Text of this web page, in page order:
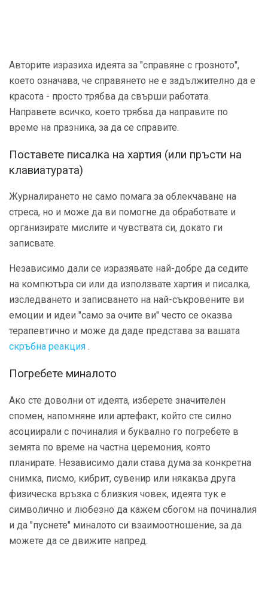
Авторите изразиха идеята за "справяне с грозното",
което означава, че справянето не е задължително да е
красота - просто трябва да свърши работата.
Направете всичко, което трябва да направите по
време на празника, за да се справите.
Поставете писалка на хартия (или пръсти на
клавиатурата)
Журналирането не само помага за облекчаване на
стреса, но и може да ви помогне да обработвате и
организирате мислите и чувствата си, докато ги
записвате.
Независимо дали се изразявате най-добре да седите
на компютъра си или да използвате хартия и писалка,
изследването и записването на най-съкровените ви
емоции и идеи "само за очите ви" често се оказва
терапевтично и може да даде представа за вашата
скръбна реакция .
Погребете миналото
Ако сте доволни от идеята, изберете значителен
спомен, напомняне или артефакт, който сте силно
асоциирали с починалия и буквално го погребете в
земята по време на частна церемония, която
планирате. Независимо дали става дума за конкретна
снимка, писмо, кибрит, сувенир или някаква друга
физическа връзка с близкия човек, идеята тук е
символично и любезно да кажем сбогом на починалия
и да "пуснете" миналото си взаимоотношение, за да
можете да се движите напред.